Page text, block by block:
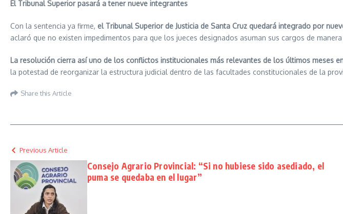
El Tribunal Superior pasará a tener nueve integrantes
Con la sentencia ya firme, el Tribunal Superior de Justicia de Santa Cruz quedará integrado por
aclaró que no existen impedimentos para que los jueces designados asuman sus cargos de
La resolución cierra así uno de los conflictos institucionales más relevantes de los últimos meses
la potestad de reorganizar la estructura judicial dentro de las facultades constitucionales de la
Share this Article
Previous Article
Consejo Agrario Provincial: “Si no hubiese sido asediado, el
puma se quedaba en el lugar”